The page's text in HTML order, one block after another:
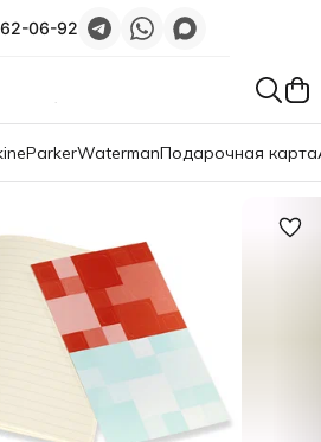
06-92
ParkerWatermanПодарочная карта